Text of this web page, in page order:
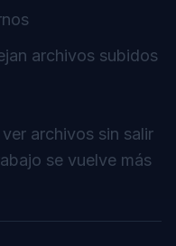
archivos subidos
archivos sin salir
se vuelve más